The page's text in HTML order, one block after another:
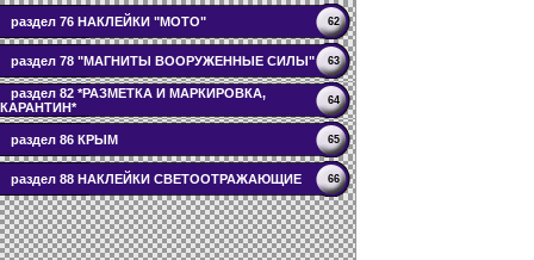
раздел 76 НАКЛЕЙКИ "МОТО" 62
раздел 78 "МАГНИТЫ ВООРУЖЕННЫЕ СИЛЫ" 63
раздел 82 *РАЗМЕТКА И МАРКИРОВКА,
КАРАНТИН*
64
раздел 86 КРЫМ 65
раздел 88 НАКЛЕЙКИ СВЕТООТРАЖАЮЩИЕ 66